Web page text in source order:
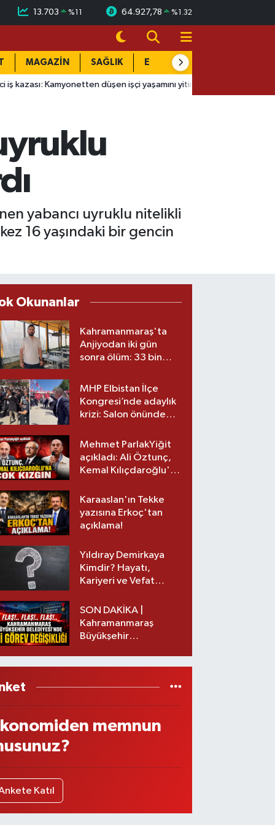
13.703 %11 64.927,78 %1.32
MAGAZİN SAĞLIK EĞİTİM
düşen işçi yaşamını yitirdi 14:51
yabancı uyruklu nitelikli
16 yaşındaki bir gencin
Okunanlar
Kahramanmaraş'ta
Anjiyodan iki gün
sonra ölüm: 33 bin
savcılıkta
MHP Elbistan İlçe
Kongresi’nde adaylık
krizi: Salon önünde
Mehmet ParlakYiğit
açıkladı: Ali Öztunç,
Kemal Kılıçdaroğlu'na
Karaaslan'ın Tekke
yazısına Erkoç'tan
açıklama!
Yıldıray Demirkaya
Kimdir? Hayatı,
Kariyeri ve Vefat
SON DAKİKA |
Kahramanmaraş
Büyükşehir
memnun
Katıl